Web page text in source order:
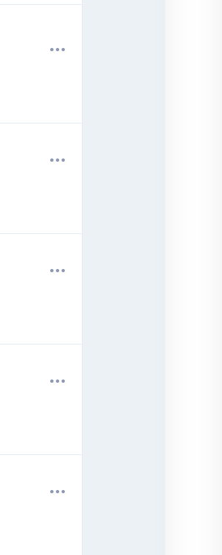
...
...
...
...
...